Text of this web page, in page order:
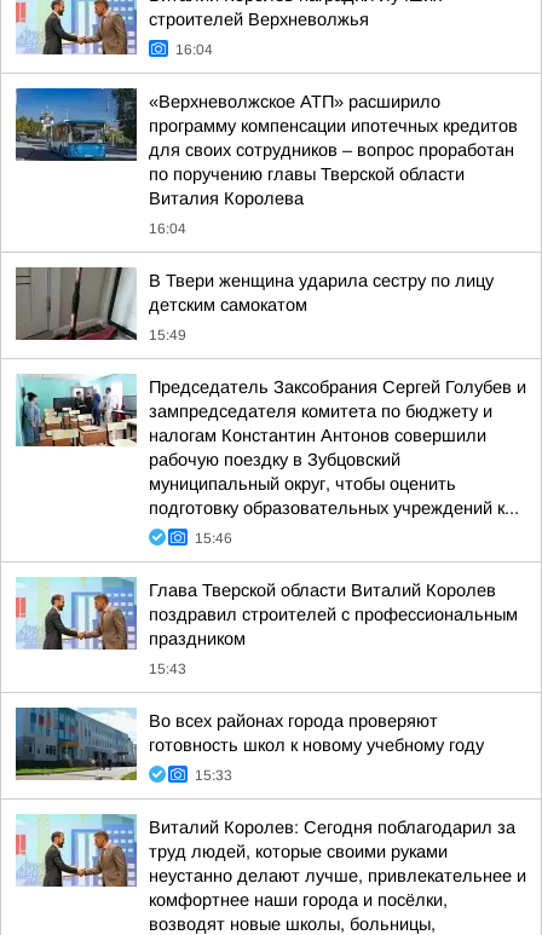
строителей Верхневолжья
16:04
«Верхневолжское АТП» расширило
программу компенсации ипотечных кредитов
для своих сотрудников – вопрос проработан
по поручению главы Тверской области
Виталия Королева
16:04
В Твери женщина ударила сестру по лицу
детским самокатом
15:49
Председатель Заксобрания Сергей Голубев и
зампредседателя комитета по бюджету и
налогам Константин Антонов совершили
рабочую поездку в Зубцовский
муниципальный округ, чтобы оценить
подготовку образовательных учреждений к...
15:46
Глава Тверской области Виталий Королев
поздравил строителей с профессиональным
праздником
15:43
Во всех районах города проверяют
готовность школ к новому учебному году
15:33
Виталий Королев: Сегодня поблагодарил за
труд людей, которые своими руками
неустанно делают лучше, привлекательнее и
комфортнее наши города и посёлки,
возводят новые школы, больницы,